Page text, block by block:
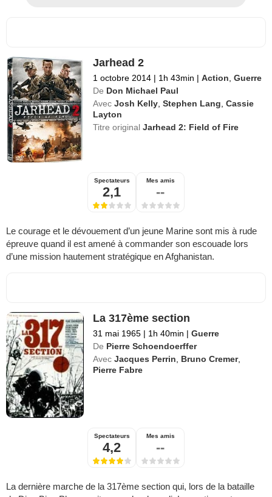
Jarhead 2
1 octobre 2014 | 1h 43min | Action ,Guerre
De Don Michael Paul
Avec Josh Kelly ,Stephen Lang ,Cassie
Layton
Titre originalJarhead 2: Field of Fire
Spectateurs
2,1
Mes amis
--
Le courage et le dévouement d’un jeune Marine sont mis à rude
épreuve quand il est amené à commander son escouade lors
d’une mission hautement stratégique en Afghanistan.
La 317ème section
31 mai 1965 | 1h 40min | Guerre
De Pierre Schoendoerffer
Avec Jacques Perrin Bruno Cremer,
Pierre Fabre
Spectateurs
4,2
Mes amis
--
La dernière marche de la 317ème section qui, lors de la bataille